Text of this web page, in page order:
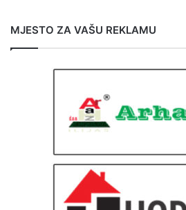
MJESTO ZA VAŠU REKLAMU